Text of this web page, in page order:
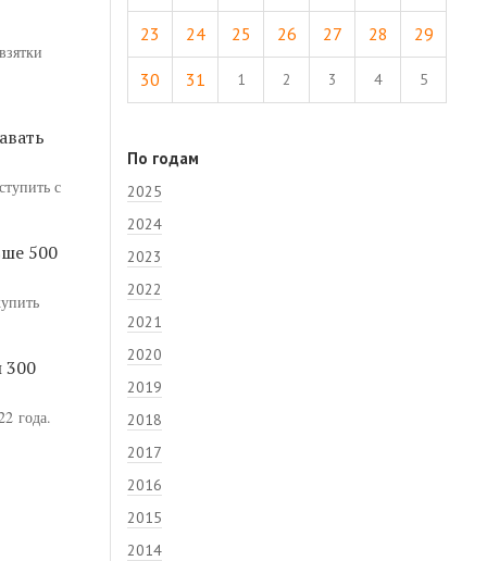
с
500
300
года.
23 24 25 26 27 28 29
30 31 1 2 3 4 5
По годам
2025
2024
2023
2022
2021
2020
2019
2018
2017
2016
2015
2014